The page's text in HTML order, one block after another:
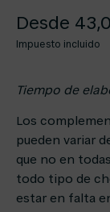
Desde
Impuesto incluido
Tiempo de
Los
pueden variar
que no en
todo tipo de
estar en falta